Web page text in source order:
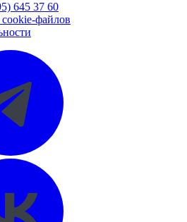
645 37 60
файлов